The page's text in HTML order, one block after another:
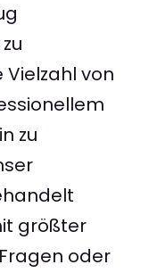
Vielzahl von
zu
größter
oder